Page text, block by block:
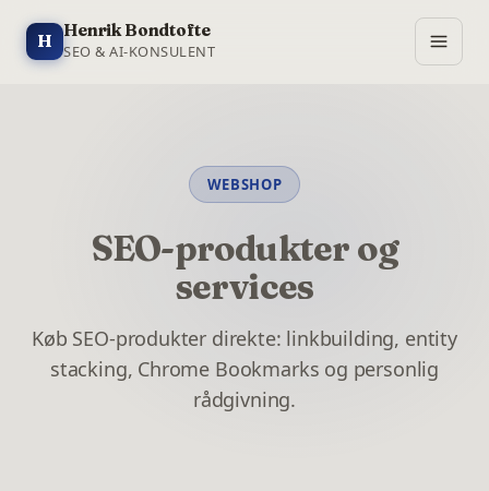
H
Henrik Bondtofte
SEO & AI-KONSULENT
WEBSHOP
SEO-produkter og
services
Køb SEO-produkter direkte: linkbuilding, entity
stacking, Chrome Bookmarks og personlig
rådgivning.